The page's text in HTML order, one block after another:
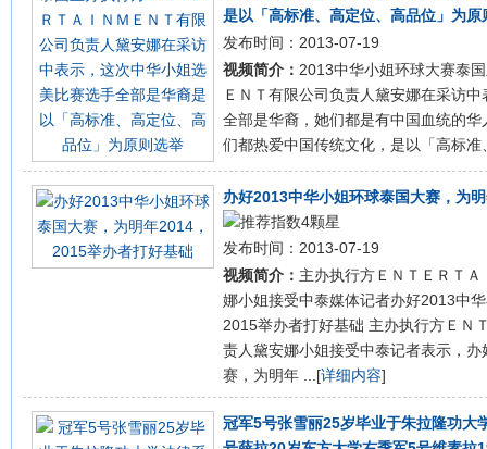
是以「高标准、高定位、高品位」为原
发布时间：2013-07-19
视频简介： 2013中华小姐环球大赛泰
ＥＮＴ有限公司负责人黛安娜在采访
全部是华裔，她们都是有中国血统的
们都热爱中国传统文化，是以「高标
办好2013中华小姐环球泰国大赛，为
发布时间：2013-07-19
视频简介： 主办执行方ＥＮＴＥＲＴ
娜小姐接受中泰媒体记者办好2013中
2015举办者打好基础 主办执行方ＥＮ
责人黛安娜小姐接受中泰记者表示，
赛，为明年 ...[详细内容]
冠军5号张雪丽25岁毕业于朱拉隆功大